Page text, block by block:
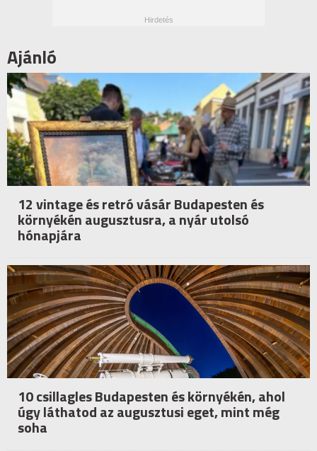
Ajánló
12 vintage és retró vásár Budapesten és
környékén augusztusra, a nyár utolsó
hónapjára
10 csillagles Budapesten és környékén, ahol
úgy láthatod az augusztusi eget, mint még
soha